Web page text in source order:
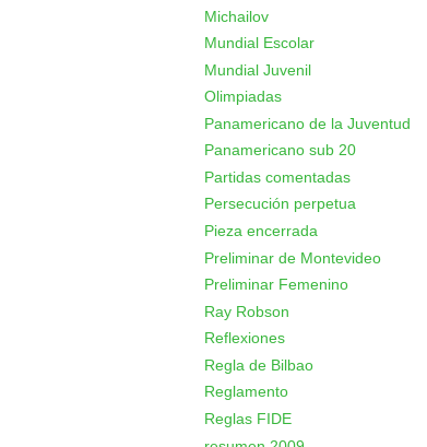
Michailov
Mundial Escolar
Mundial Juvenil
Olimpiadas
Panamericano de la Juventud
Panamericano sub 20
Partidas comentadas
Persecución perpetua
Pieza encerrada
Preliminar de Montevideo
Preliminar Femenino
Ray Robson
Reflexiones
Regla de Bilbao
Reglamento
Reglas FIDE